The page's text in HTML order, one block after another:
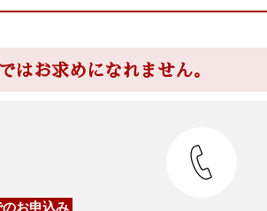
はお求めになれません。
お申込み